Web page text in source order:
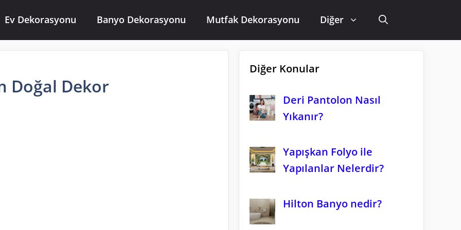
Ev Dekorasyonu Banyo Dekorasyonu Mutfak Dekorasyonu Diğer
Doğal Dekor
Diğer Konular
Deri Pantolon Nasıl
Yıkanır?
Yapışkan Folyo ile
Yapılanlar Nelerdir?
Hilton Banyo nedir?